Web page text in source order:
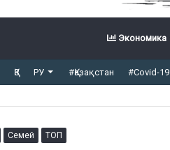
Экономика
ҚЗ РУ #Қазақстан #Covid-19
Семей ТОП